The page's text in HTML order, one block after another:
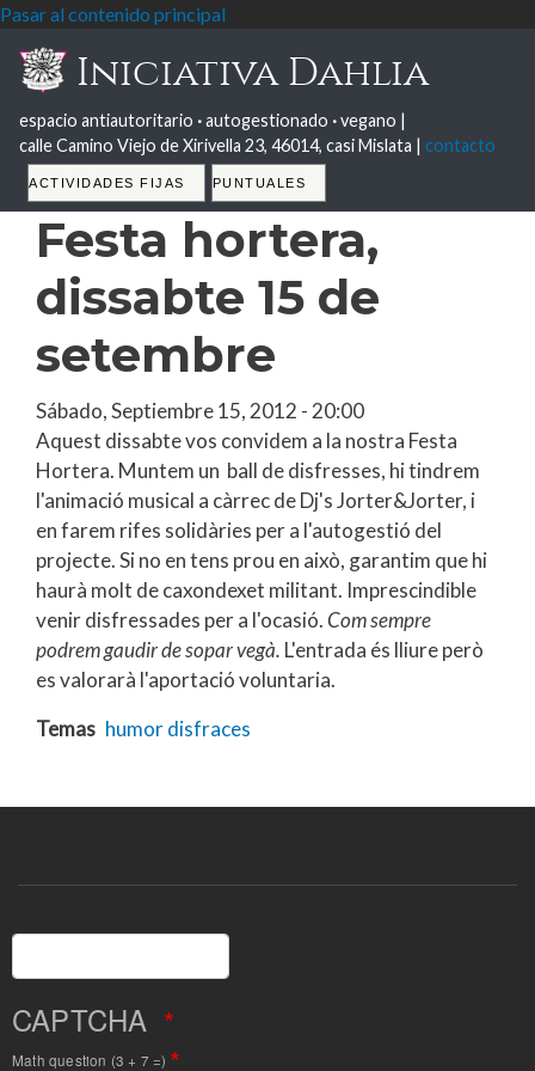
Pasar al contenido principal
Iniciativa Dahlia
espacio antiautoritario ·autogestionado ·vegano |
calle Camino Viejo de Xirivella 23, 46014, casi Mislata | contacto
Tabs
ACTIVIDADES FIJAS PUNTUALES
Festa hortera,
dissabte 15 de
setembre
Sábado, Septiembre 15, 2012 - 20:00
Aquest dissabte vos convidem a la nostra Festa
Hortera. Muntem un ball de disfresses, hi tindrem
l'animació musical a càrrec de Dj's Jorter&Jorter, i
en farem rifes solidàries per a l'autogestió del
projecte. Si no en tens prou en això, garantim que hi
haurà molt de caxondexet militant. Imprescindible
venir disfressades per a l'ocasió.Com sempre
podrem gaudir de sopar vegà. L'entrada és lliure però
es valorarà l'aportació voluntaria.
Temas humordisfraces
Buscar
CAPTCHA
Math question (3 + 7 =)